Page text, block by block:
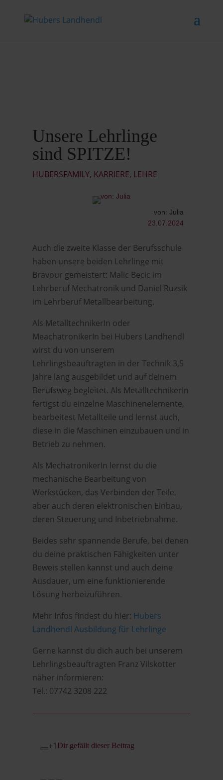
Unsere Lehrlinge
sind SPITZE!
HUBERSFAMILY, KARRIERE, LEHRE
von: Julia
23.07.2024
Auch die zweite Klasse der Berufsschule
haben unsere beiden Lehrlinge mit
Bravour gemeistert: Malic Becic im
Lehrberuf Mechatronik und Daniel Ruzsik
im Lehrberuf Metallbearbeitung.
Als MetalltechnikerIn oder
MeachatronikerIn bei Hubers Landhendl
wirst du von unserem
Lehrlingsbeauftragten in der Technik 3,5
Jahre lang ausgebildet und auf deinem
Berufsweg begleitet. Als MetalltechnikerIn
fertigst du einzelne Maschinenelemente,
bearbeitest Metallteile und lernst auch,
diese in die Maschinen einzubauen und in
Betrieb zu nehmen.
Als MechatronikerIn lernst du die
mechanische Bearbeitung von
Werkstücken, das Verbinden der Teile,
aber auch deren elektronischen Einbau,
deren Steuerung und Inbetriebnahme.
Beides sehr spannende Berufe, bei denen
du deine praktischen Fähigkeiten unter
Beweis stellen kannst und auch deine
Ausdauer, um eine funktionierende
Lösung herbeizuführen.
Mehr Infos findest du hier: Hubers
Landhendl Ausbildung für Lehrlinge
Gerne kannst du dich auch bei unserem
Lehrlingsbeauftragten Franz Vilskotter
näher informieren:
Tel.: 07742 3208 222
+1 Dir gefällt dieser Beitrag